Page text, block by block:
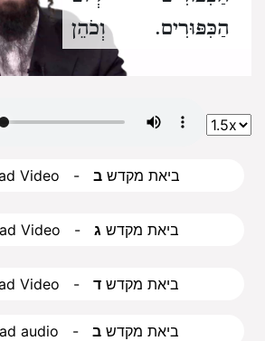
Video
הַכִּפּוּרִים.
וְכֹהֵן
הֶדְיוֹט נִכְנָס לַקֹּדֶשׁ
ב
שֶׁלֹּא יִכָּנְסוּ
לַקֹּדֶשׁ אוֹ לְקֹדֶשׁ
בִּשְׁעַת עֲבוֹדָה
שֶׁנֶּאֱמַר(ויקרא טז ב)
Download Video - ביאת מקדשב
Download Video - ביאת מקדשג
Download Video - ביאת מקדש ד
Download audio - ביאת מקדשב